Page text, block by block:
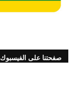
صفحتنا على الفيسبوك